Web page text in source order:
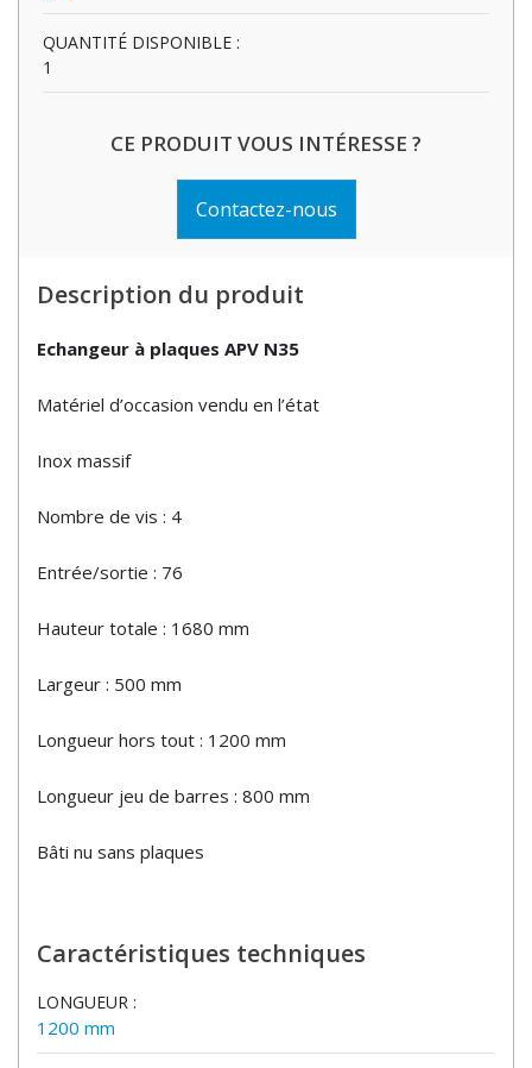
QUANTITÉ DISPONIBLE :
1
CE PRODUIT VOUS INTÉRESSE ?
Contactez-nous
Description du produit
Echangeur à plaques APV N35
Matériel d’occasion vendu en l’état
Inox massif
Nombre de vis : 4
Entrée/sortie : 76
Hauteur totale : 1680 mm
Largeur : 500 mm
Longueur hors tout : 1200 mm
Longueur jeu de barres : 800 mm
Bâti nu sans plaques
Caractéristiques techniques
LONGUEUR :
1200 mm